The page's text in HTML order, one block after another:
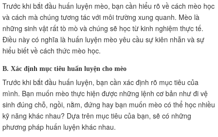
Trước khi bắt đầu huấn luyện mèo, bạn cần hiểu rõ về cách mèo học
và cách mà chúng tương tác với môi trường xung quanh. Mèo là
những sinh vật rất tò mò và chúng sẽ học từ kinh nghiệm thực tế.
Điều này có nghĩa là huấn luyện mèo yêu cầu sự kiên nhẫn và sự
hiểu biết về cách thức mèo học.
B. Xác định mục tiêu huấn luyện cho mèo
Trước khi bắt đầu huấn luyện, bạn cần xác định rõ mục tiêu của
mình. Bạn muốn mèo thực hiện được những lệnh cơ bản như đi vệ
sinh đúng chỗ, ngồi, nằm, đứng hay bạn muốn mèo có thể học nhiều
kỹ năng khác nhau? Dựa trên mục tiêu của bạn, sẽ có những
phương pháp huấn luyện khác nhau.